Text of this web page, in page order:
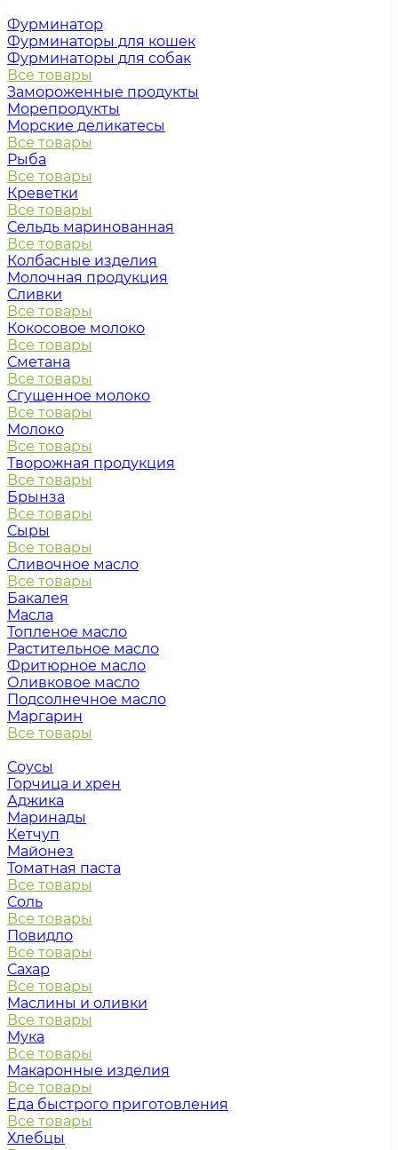
Фурминатор
Фурминаторы для кошек
Фурминаторы для собак
Все товары
Замороженные продукты
Морепродукты
Морские деликатесы
Все товары
Рыба
Все товары
Креветки
Все товары
Сельдь маринованная
Все товары
Колбасные изделия
Молочная продукция
Сливки
Все товары
Кокосовое молоко
Все товары
Сметана
Все товары
Сгущенное молоко
Все товары
Молоко
Все товары
Творожная продукция
Все товары
Брынза
Все товары
Сыры
Все товары
Сливочное масло
Все товары
Бакалея
Масла
Топленое масло
Растительное масло
Фритюрное масло
Оливковое масло
Подсолнечное масло
Маргарин
Все товары
Соусы
Горчица и хрен
Аджика
Маринады
Кетчуп
Майонез
Томатная паста
Все товары
Соль
Все товары
Повидло
Все товары
Сахар
Все товары
Маслины и оливки
Все товары
Мука
Все товары
Макаронные изделия
Все товары
Еда быстрого приготовления
Все товары
Хлебцы